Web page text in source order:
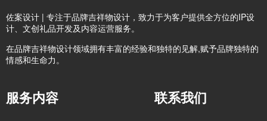
佐案设计 | 专注于品牌吉祥物设计，致力于为客户提供全方位的IP设
计、文创礼品开发及内容运营服务。
在品牌吉祥物设计领域拥有丰富的经验和独特的见解,赋予品牌独特的
情感和生命力。
服务内容 联系我们